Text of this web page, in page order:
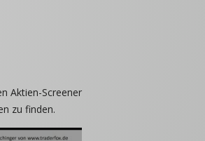
Aktien-Screener
zu finden.